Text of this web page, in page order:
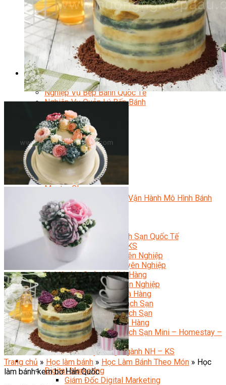
Kinh Doanh Mô Hình Đồ Uống Thịnh Hành
Kinh Doanh Chuỗi Và Nhượng Quyền
Tiếng Anh Chuyên Ngành Pha Chế
Học Làm Kem
Học Pha Chế Trà Sữa
Chuyên Đề Pha Chế
Video Dạy Pha Chế
Làm Bánh
Nghiệp Vụ Bếp Trưởng Bếp Bánh
Nghiệp Vụ Bếp Bánh Quốc Tế
Nghiệp Vụ Quản Lý Bếp Bánh
Nghiệp Vụ Bánh Kem
Bánh Việt
Bánh Nhật
Bánh Mì Nâng Cao
Bánh Đài Loan
Bánh Ngắn Hạn
Bánh Kinh Doanh
Handmade Mini Cake
Master Class
Bí Quyết Kinh Doanh Và Vận Hành Mô Hình Bánh
Chuyên Đề Bếp Bánh
Video Dạy Làm Bánh
Quản Trị NHKS
Quản Trị Nhà Hàng Khách Sạn Quốc Tế
Nghiệp Vụ Quản Lý NH-KS
Quản Lý Nhà Hàng Chuyên Nghiệp
Quản Lý Khách Sạn Chuyên Nghiệp
Nghiệp Vụ Quản Lý Nhà Hàng
Nghiệp Vụ Lễ Tân Chuyên Nghiệp
Giám Đốc Điều Hành Nhà Hàng
Tiếng Anh Nhà Hàng Khách Sạn
Khởi Sự Kinh Doanh Khách Sạn
Khởi Sự Kinh Doanh Nhà Hàng
Khởi Sự Kinh Doanh Khách Sạn Mini – Homestay –
AirBnB
Kiến Thức & Kỹ Năng Ngành NH – KS
Marketing
Digital Marketing
Giám Đốc Digital Marketing
Trang chủ » Học làm bánh » Học Làm Bánh Theo Món » Học
làm bánh kem bơ Hàn Quốc